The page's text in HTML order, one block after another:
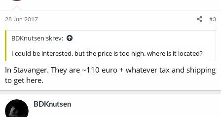
28 Jun 2017 #3
BDKnutsen skrev:
I could be interested. but the price is too high. where is it located?
In Stavanger. They are ~110 euro + whatever tax and shipping
to get here.
BDKnutsen